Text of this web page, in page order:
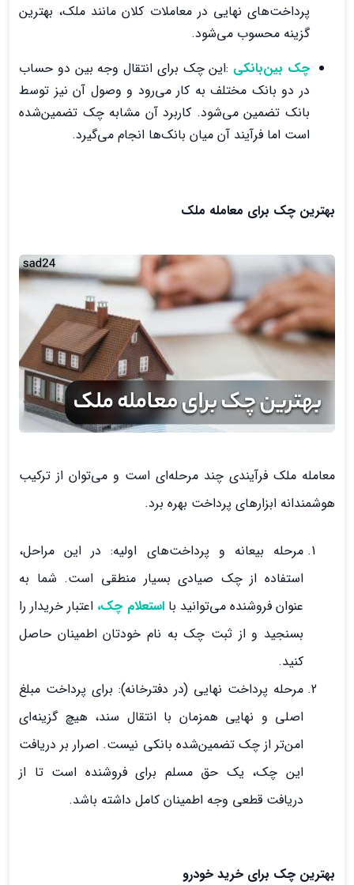
پرداخت‌های نهایی در معاملات کلان مانند ملک، بهترین
گزینه محسوب می‌شود.
چک بین‌بانکی :این چک برای انتقال وجه بین دو حساب
در دو بانک مختلف به کار می‌رود و وصول آن نیز توسط
بانک تضمین می‌شود. کاربرد آن مشابه چک تضمین‌شده
است اما فرآیند آن میان بانک‌ها انجام می‌گیرد.
بهترین چک برای معامله ملک
معامله ملک فرآیندی چند مرحله‌ای است و می‌توان از ترکیب
هوشمندانه ابزارهای پرداخت بهره برد.
مرحله بیعانه و پرداخت‌های اولیه: در این مراحل،
استفاده از چک صیادی بسیار منطقی است. شما به
عنوان فروشنده می‌توانید بااستعلام چک، اعتبار خریدار را
بسنجید و از ثبت چک به نام خودتان اطمینان حاصل
کنید.
مرحله پرداخت نهایی (در دفترخانه): برای پرداخت مبلغ
اصلی و نهایی همزمان با انتقال سند، هیچ گزینه‌ای
امن‌تر از چک تضمین‌شده بانکی نیست. اصرار بر دریافت
این چک، یک حق مسلم برای فروشنده است تا از
دریافت قطعی وجه اطمینان کامل داشته باشد.
بهترین چک برای خرید خودرو